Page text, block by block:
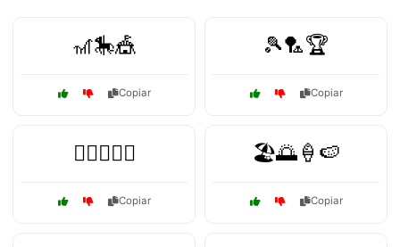
🎢🎠🎪
Copiar
🎾🏸🏆
Copiar
🏊‍♂️🏄‍♀️🌴
Copiar
🏖️🌅🍦🍉
Copiar